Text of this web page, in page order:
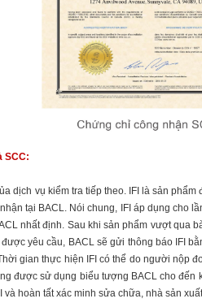
SCC:
dịch vụ kiểm tra tiếp theo. IFI là sản
tại BACL. Nói chung, IFI áp dụng cho
nhất định. Sau khi sản phẩm vượt qua
yêu cầu, BACL sẽ gửi thông báo IFI
gian thực hiện IFI có thể do người nộp
được sử dụng biểu tượng BACL cho đến
hoàn tất xác minh sửa chữa, nhà sản